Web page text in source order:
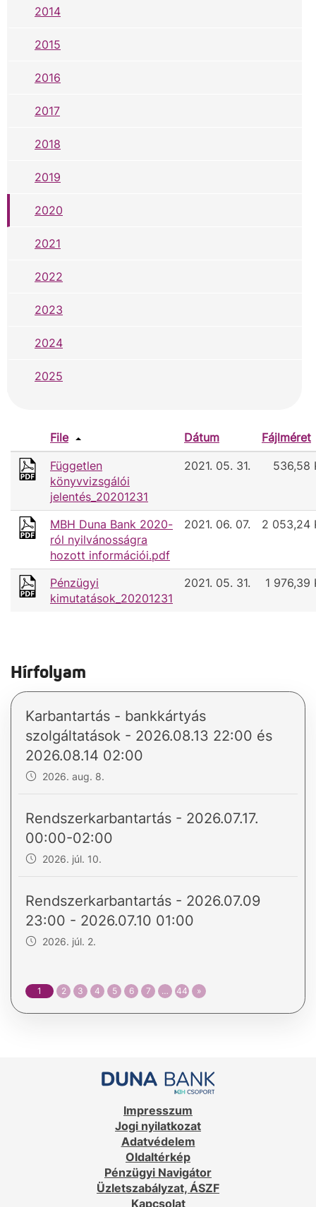
2014
2015
2016
2017
2018
2019
2020
2021
2022
2023
2024
2025
File Dátum
Fájlméret
Független
könyvvizsgálói
jelentés_20201231
2021. 05. 31. 536,58
MBH Duna Bank 2020-
ról nyilvánosságra
hozott információi.pdf
2021. 06. 07. 2 053,24
Pénzügyi
kimutatások_20201231
2021. 05. 31. 1 976,39
Hírfolyam
Karbantartás - bankkártyás
szolgáltatások - 2026.08.13 22:00 és
2026.08.14 02:00
2026. aug. 8.
Rendszerkarbantartás - 2026.07.17.
00:00-02:00
2026. júl. 10.
Rendszerkarbantartás - 2026.07.09
23:00 - 2026.07.10 01:00
2026. júl. 2.
1 2 3 4 5 6 7 … 44 »
Impresszum
Jogi nyilatkozat
Adatvédelem
Oldaltérkép
Pénzügyi Navigátor
Üzletszabályzat, ÁSZF
Kapcsolat